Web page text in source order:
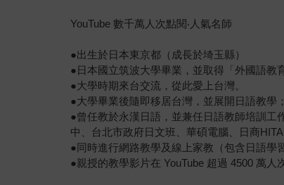
YouTube 數千萬人次點閱‧人氣名師
●出生於日本東京都（成長於埼玉縣）
●日本國立筑波大學畢業，並取得「外國語教
●大學時期來台交流，從此愛上台灣。
●大學畢業後隨即移居台灣，並展開日語教學
●曾任教於永漢日語，並兼任日語教師培訓工
中、台北市政府日文班、華碩電腦、日商
●同時進行網路教學及線上家教（包含日語學
●親授的教學影片在 YouTube 超過 4500 萬人